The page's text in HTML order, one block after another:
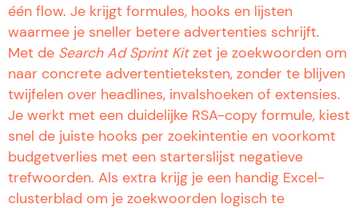
één flow. Je krijgt formules, hooks en lijsten
waarmee je sneller betere advertenties schrijft.
Met de Search Ad Sprint Kitzet je zoekwoorden om
naar concrete advertentieteksten, zonder te blijven
twijfelen over headlines, invalshoeken of extensies.
Je werkt met een duidelijke RSA-copy formule, kiest
snel de juiste hooks per zoekintentie en voorkomt
budgetverlies met een starterslijst negatieve
trefwoorden. Als extra krijg je een handig Excel-
clusterblad om je zoekwoorden logisch te